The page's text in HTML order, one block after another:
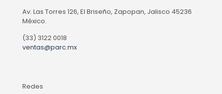
Av. Las Torres 126, El Briseño, Zapopan, Jalisco 45236
México.
(33) 3122 0018
ventas@parc.mx
Redes